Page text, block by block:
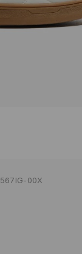
567IG-00X